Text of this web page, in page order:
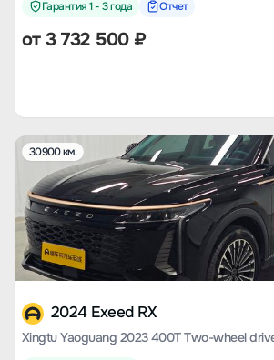
Гарантия 1 - 3 года Отчет
от3 732 500₽
30900 км.
2024 Exeed RX